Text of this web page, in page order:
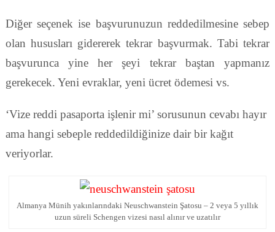
Diğer seçenek ise başvurunuzun reddedilmesine sebep
olan hususları gidererek tekrar başvurmak. Tabi tekrar
başvurunca yine her şeyi tekrar baştan yapmanız
gerekecek. Yeni evraklar, yeni ücret ödemesi vs.
‘Vize reddi pasaporta işlenir mi’ sorusunun cevabı hayır
ama hangi sebeple reddedildiğinize dair bir kağıt
veriyorlar.
Almanya Münih yakınlarındaki Neuschwanstein Şatosu – 2 veya 5 yıllık
uzun süreli Schengen vizesi nasıl alınır ve uzatılır